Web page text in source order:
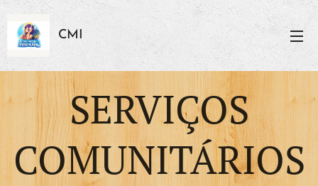
CMI
SERVIÇOS
COMUNITÁRIOS